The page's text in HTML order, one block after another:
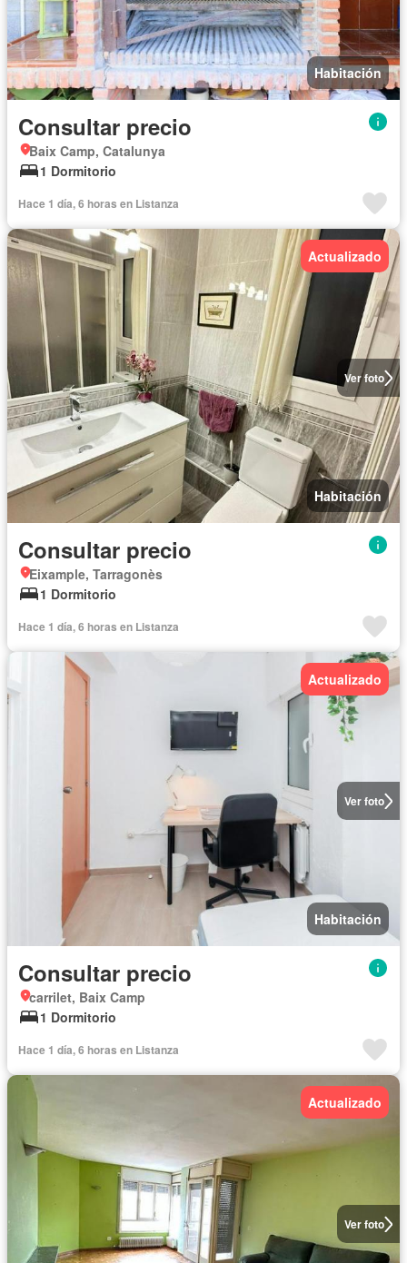
Habitación
Consultar precio
Baix Camp, Catalunya
1 Dormitorio
Hace 1 día, 6 horas en Listanza
Ver foto
Actualizado
Habitación
Consultar precio
Eixample, Tarragonès
1 Dormitorio
Hace 1 día, 6 horas en Listanza
Ver foto
Actualizado
Habitación
Consultar precio
carrilet, Baix Camp
1 Dormitorio
Hace 1 día, 6 horas en Listanza
Ver foto
Actualizado